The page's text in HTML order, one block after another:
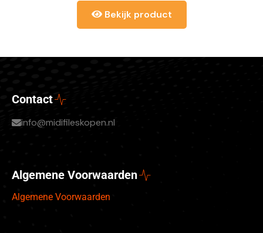
Bekijk product
Contact
info@midifileskopen.nl
Algemene Voorwaarden
Algemene Voorwaarden